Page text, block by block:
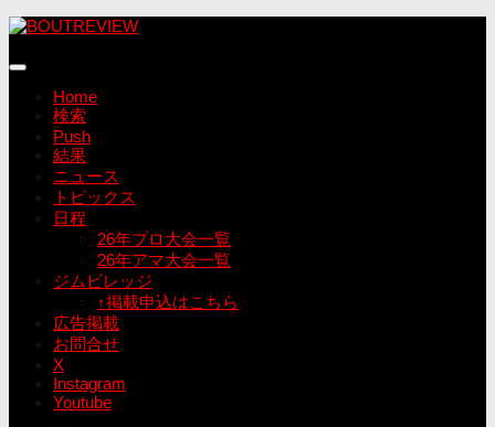
コ
テ
Home
検索
Push
結果
ニュース
トピックス
日程
26年プロ大会一覧
26年アマ大会一覧
ジムビレッジ
↑掲載申込はこちら
広告掲載
お問合せ
X
Instagram
Youtube